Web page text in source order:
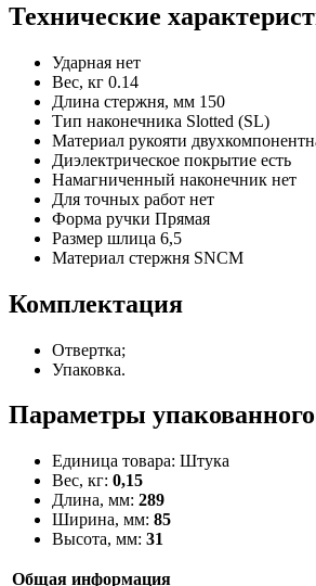
Технические
Ударная нет
Вес, кг 0.14
Длина стержня, мм 150
Тип наконечника Slotted (SL)
Материал рукояти
Диэлектрическое покрытие есть
Намагниченный наконечник нет
Для точных работ нет
Форма ручки Прямая
Размер шлица 6,5
Материал стержня SNCM
Комплектация
Отвертка;
Упаковка.
Параметры
Единица товара: Штука
Вес, кг: 0,15
Длина, мм: 289
Ширина, мм: 85
Высота, мм: 31
Общая информация